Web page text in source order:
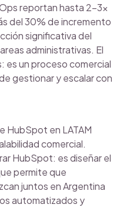
reportan hasta 2–3x
del 30% de incremento
significativa del
administrativas. El
es un proceso comercial
gestionar y escalar con
HubSpot en LATAM
comercial.
HubSpot: es diseñar el
permite que
juntos en Argentina
automatizados y